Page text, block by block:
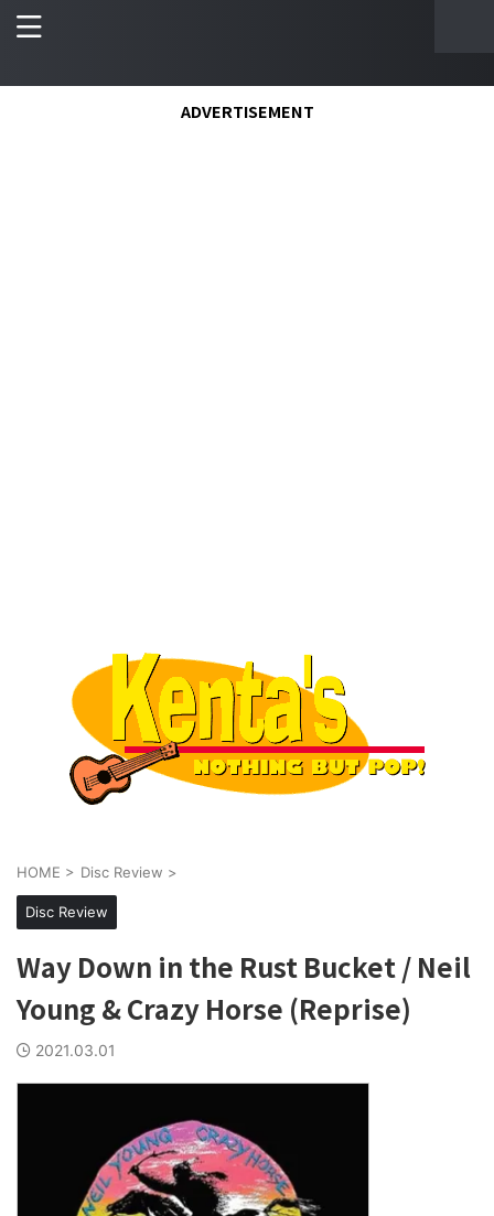
ADVERTISEMENT
HOME > Disc Review >
Disc Review
Way Down in the Rust Bucket / Neil
Young & Crazy Horse (Reprise)
2021.03.01